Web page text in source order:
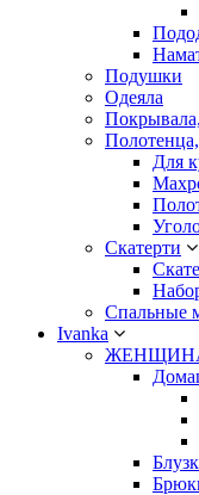
Подушки
Одеяла
Для
Скатерти
Спальные
Ivanka